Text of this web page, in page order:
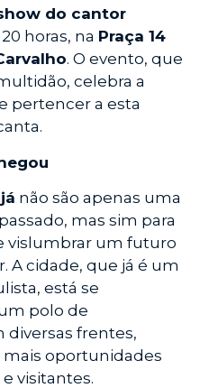
do cantor
horas, na Praça 14
. O evento, que
celebra a
pertencer a esta
não são apenas uma
mas sim para
vislumbrar um futuro
A cidade, que já é um
está se
polo de
frentes,
oportunidades
visitantes.